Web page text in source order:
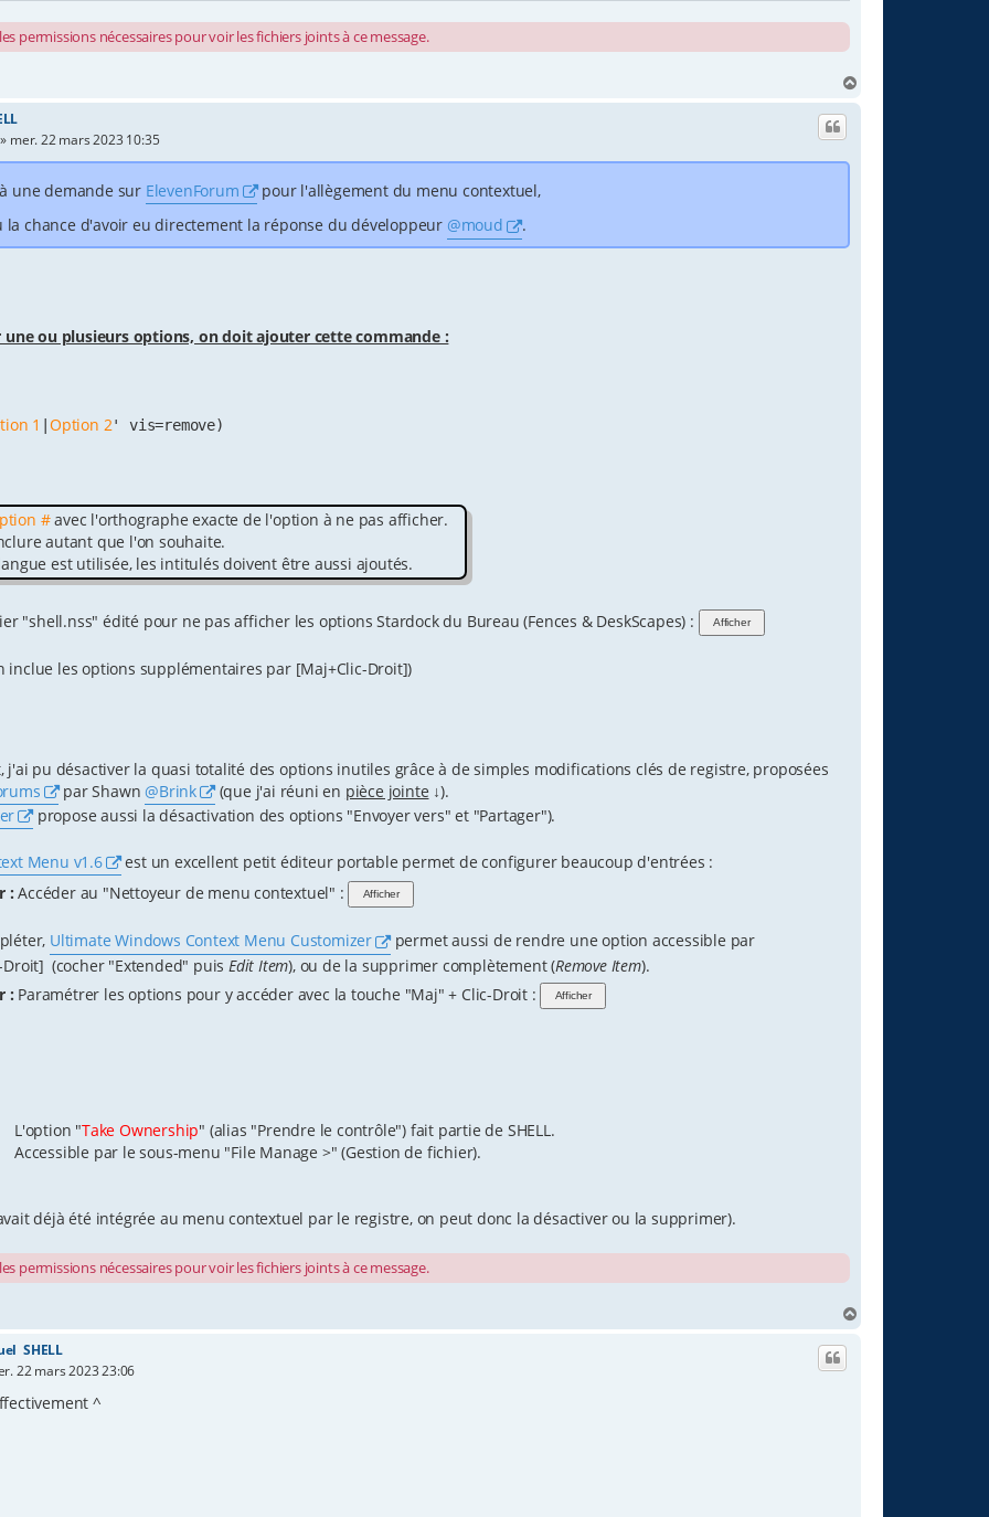
permissions nécessaires pour voir les fichiers joints à ce message.
» mer. 22 mars 2023 10:35
une demande sur ElevenForum
pour l'allègement du menu contextuel,
d'avoir eu directement la réponse du développeur @moud .
une ou plusieurs options, on doit ajouter cette commande :
1 |Option 2' vis=remove)
#avec l'orthographe exacte de l'option à ne pas afficher.
autant que l'on souhaite.
est utilisée, les intitulés doivent être aussi ajoutés.
"shell.nss" édité pour ne pas afficher les options Stardock du Bureau (Fences & DeskScapes) :
les options supplémentaires par [Maj+Clic-Droit])
j'ai pu désactiver la quasi totalité des options inutiles grâce à de simples modifications clés de registre, proposées
par Shawn @Brink (que j'ai réuni en pièce jointe ↓).
propose aussi la désactivation des options "Envoyer vers" et "Partager").
Menu v1.6
est un excellent petit éditeur portable permet de configurer beaucoup d'entrées :
: Accéder au "Nettoyeur de menu contextuel" :
Ultimate Windows Context Menu Customizer
permet aussi de rendre une option accessible par
Droit] (cocher "Extended" puis Edit Item), ou de la supprimer complètement (Remove Item).
: Paramétrer les options pour y accéder avec la touche "Maj" + Clic-Droit :
L'option "Take Ownership" (alias "Prendre le contrôle") fait partie de SHELL.
Accessible par le sous-menu "File Manage >" (Gestion de fichier).
déjà été intégrée au menu contextuel par le registre, on peut donc la désactiver ou la supprimer).
permissions nécessaires pour voir les fichiers joints à ce message.
SHELL
22 mars 2023 23:06
^